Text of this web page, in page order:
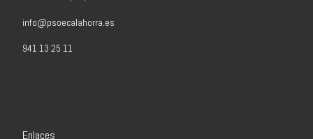
info@psoecalahorra.es
941 13 25 11
Enlaces